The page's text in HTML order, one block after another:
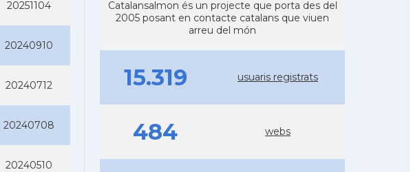
20251104
20240910
20240712
20240708
20240510
Catalansalmon és un projecte que porta des del
2005 posant en contacte catalans que viuen
arreu del món
15.319 usuaris registrats
484 webs